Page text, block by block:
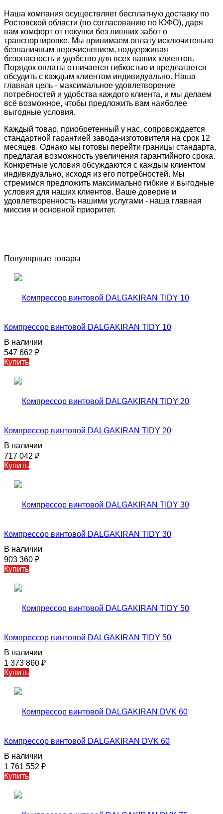
Наша компания осуществляет бесплатную доставку по
Ростовской области (по согласованию по ЮФО), даря
вам комфорт от покупки без лишних забот о
транспортировке. Мы принимаем оплату исключительно
безналичным перечислением, поддерживая
безопасность и удобство для всех наших клиентов.
Порядок оплаты отличается гибкостью и предлагается
обсудить с каждым клиентом индивидуально. Наша
главная цель - максимальное удовлетворение
потребностей и удобства каждого клиента, и мы делаем
всё возможное, чтобы предложить вам наиболее
выгодные условия.
Каждый товар, приобретенный у нас, сопровождается
стандартной гарантией завода-изготовителя на срок 12
месяцев. Однако мы готовы перейти границы стандарта,
предлагая возможность увеличения гарантийного срока.
Конкретные условия обсуждаются с каждым клиентом
индивидуально, исходя из его потребностей. Мы
стремимся предложить максимально гибкие и выгодные
условия для наших клиентов. Ваше доверие и
удовлетворенность нашими услугами - наша главная
миссия и основной приоритет.
Популярные товары
Компрессор винтовой DALGAKIRAN TIDY 10
В наличии
547 662 ₽
Купить
Компрессор винтовой DALGAKIRAN TIDY 20
В наличии
717 042 ₽
Купить
Компрессор винтовой DALGAKIRAN TIDY 30
В наличии
903 360 ₽
Купить
Компрессор винтовой DALGAKIRAN TIDY 50
В наличии
1 373 860 ₽
Купить
Компрессор винтовой DALGAKIRAN DVK 60
В наличии
1 761 552 ₽
Купить